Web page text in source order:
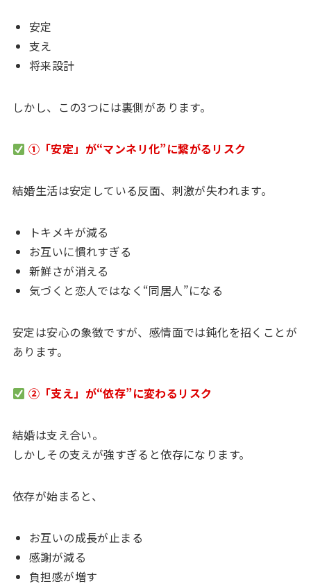
安定
支え
将来設計
しかし、この3つには裏側があります。
①「安定」が“マンネリ化”に繋がるリスク
結婚生活は安定している反面、刺激が失われます。
トキメキが減る
お互いに慣れすぎる
新鮮さが消える
気づくと恋人ではなく“同居人”になる
安定は安心の象徴ですが、感情面では鈍化を招くことが
あります。
②「支え」が“依存”に変わるリスク
結婚は支え合い。
しかしその支えが強すぎると依存になります。
依存が始まると、
お互いの成長が止まる
感謝が減る
負担感が増す